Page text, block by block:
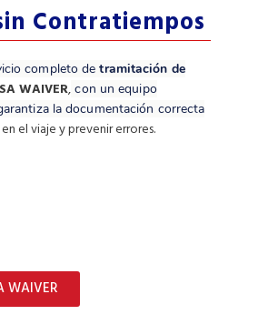
Contratiempos
completo detramitación de
WAIVER, con un equipo
la documentación correcta
el viaje y prevenir errores.
WAIVER